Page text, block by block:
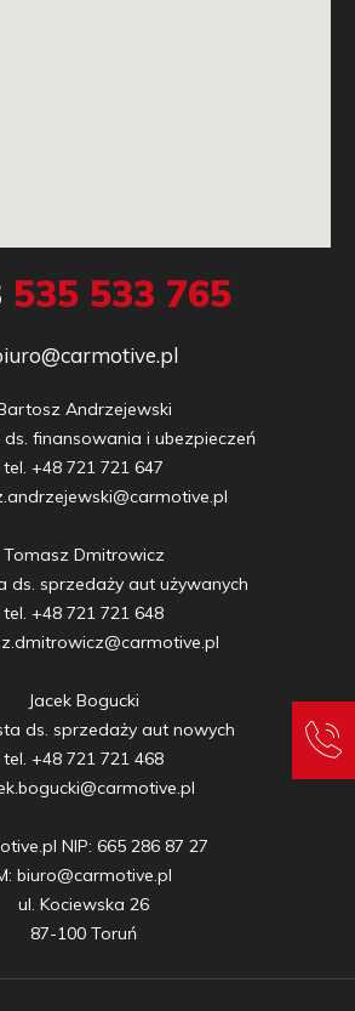
535 533 765
Andrzejewski
finansowania i ubezpieczeń
tel. +48 721 721 647
Tomasz Dmitrowicz
ds. sprzedaży aut używanych
tel. +48 721 721 648
Jacek Bogucki
ds. sprzedaży aut nowych
tel. +48 721 721 468
NIP: 665 286 87 27
biuro@carmotive.pl
ul. Kociewska 26
87-100 Toruń